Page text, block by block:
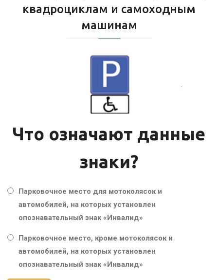
квадроциклам и самоходным
машинам
Что означают данные
знаки?
Парковочное место для мотоколясок и
автомобилей, на которых установлен
опознавательный знак «Инвалид»
Парковочное место, кроме мотоколясок и
автомобилей, на которых установлен
опознавательный знак «Инвалид»